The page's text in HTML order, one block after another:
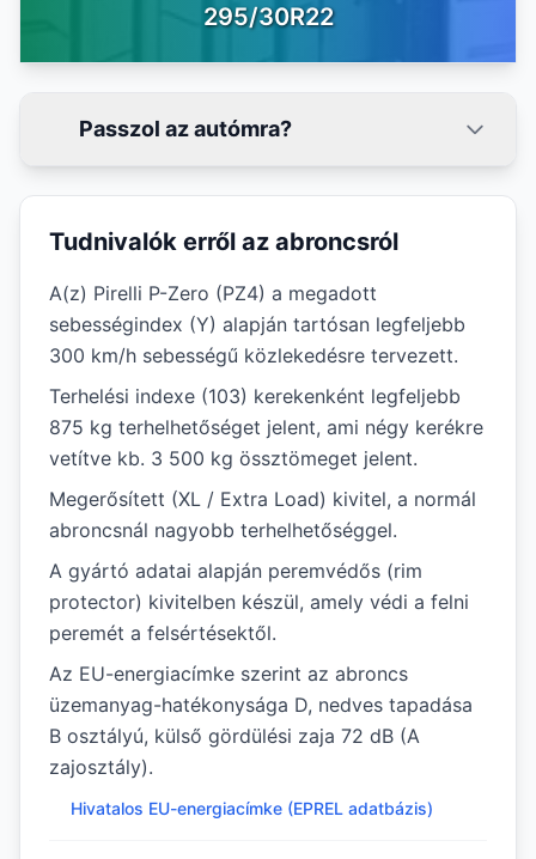
295/30R22
Passzol az autómra?
Tudnivalók erről az abroncsról
A(z) Pirelli P-Zero (PZ4) a megadott
sebességindex (Y) alapján tartósan legfeljebb
300 km/h sebességű közlekedésre tervezett.
Terhelési indexe (103) kerekenként legfeljebb
875 kg terhelhetőséget jelent, ami négy kerékre
vetítve kb. 3 500 kg össztömeget jelent.
Megerősített (XL / Extra Load) kivitel, a normál
abroncsnál nagyobb terhelhetőséggel.
A gyártó adatai alapján peremvédős (rim
protector) kivitelben készül, amely védi a felni
peremét a felsértésektől.
Az EU-energiacímke szerint az abroncs
üzemanyag-hatékonysága D, nedves tapadása
B osztályú, külső gördülési zaja 72 dB (A
zajosztály).
Hivatalos EU-energiacímke (EPREL adatbázis)